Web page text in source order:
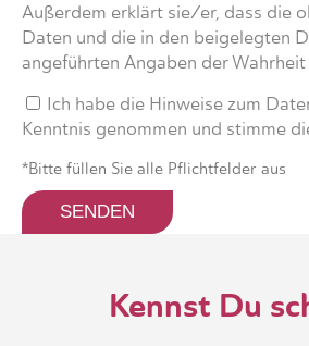
Außerdem erklärt sie/er, dass die
Daten und die in den beigelegten
angeführten Angaben der
Ich habe die Hinweise zum
Kenntnis genommen und stimme
*Bitte füllen Sie alle Pflichtfelder aus
Kennst Du